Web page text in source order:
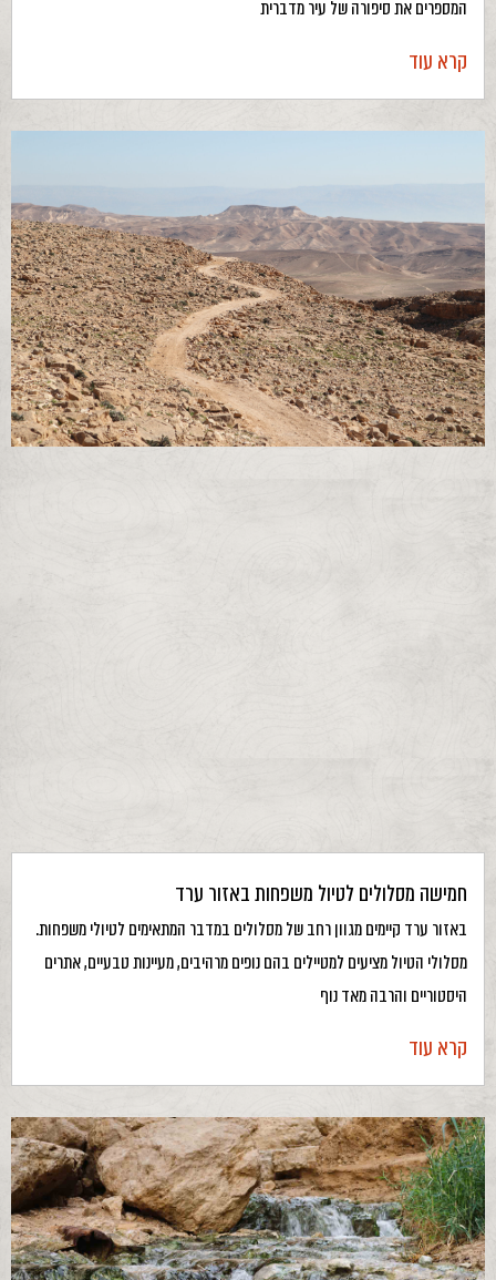
המספרים את סיפורה של עיר מדברית
קרא עוד
חמישה מסלולים לטיול משפחות באזור ערד
באזור ערד קיימים מגוון רחב של מסלולים במדבר המתאימים לטיולי משפחות.
מסלולי הטיול מציעים למטיילים בהם נופים מרהיבים, מעיינות טבעיים, אתרים
היסטוריים והרבה מאד נוף
קרא עוד